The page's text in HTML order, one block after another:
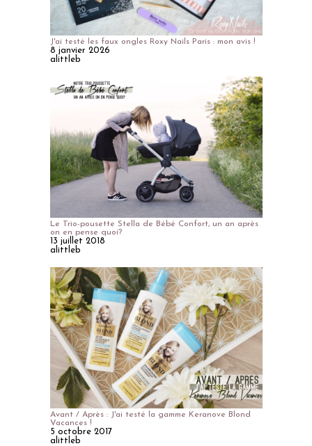
J'ai testé les faux ongles Roxy Nails Paris : mon avis !
8 janvier 2026
alittleb
Le Trio-pousette Stella de Bébé Confort, un an après
on en pense quoi?
13 juillet 2018
alittleb
Avant / Après : J'ai testé la gamme Keranove Blond
Vacances !
5 octobre 2017
alittleb